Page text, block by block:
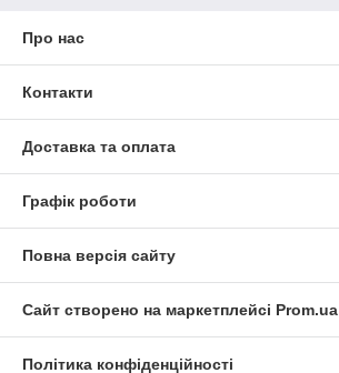
Про нас
Контакти
Доставка та оплата
Графік роботи
Повна версія сайту
Сайт створено на маркетплейсі Prom.ua
Політика конфіденційності